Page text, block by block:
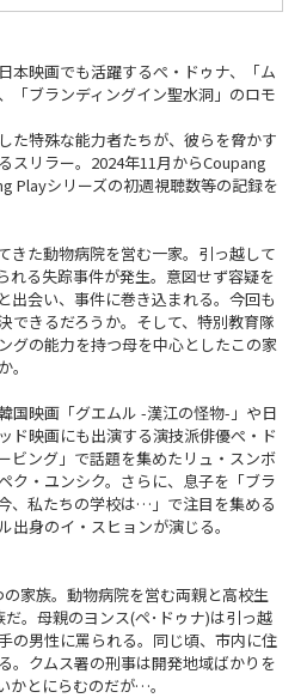
本映画でも活躍するぺ・ドゥナ、「ム
「ブランディングイン聖水洞」のロモ
た特殊な能力者たちが、彼らを脅かす
スリラー。2024年11月からCoupang
Playシリーズの初週視聴数等の記録を
きた動物病院を営む一家。引っ越して
れる失踪事件が発生。意図せず容疑を
出会い、事件に巻き込まれる。今回も
できるだろうか。そして、特別教育隊
グの能力を持つ母を中心としたこの家
国映画「グエムル -漢江の怪物-」や日
ド映画にも出演する演技派俳優ぺ・ド
ビング」で話題を集めたリュ・スンボ
ク・ユンシク。さらに、息子を「ブラ
、私たちの学校は…」で注目を集める
身のイ・スヒョンが演じる。
家族。動物病院を営む両親と高校生
。母親のヨンス(ペ･ドゥナ)は引っ越
の男性に罵られる。同じ頃、市内に住
。クムス署の刑事は開発地域ばかりを
かとにらむのだが…。